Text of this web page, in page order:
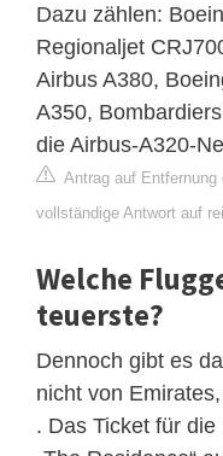
Dazu zählen:
Regionaljet
Airbus A380,
A350,
die Airbus-A320-
Antrag auf Entfernung
vollständige Antwort auf
Welche
teuerste?
Dennoch gibt es
nicht von
. Das Ticket für